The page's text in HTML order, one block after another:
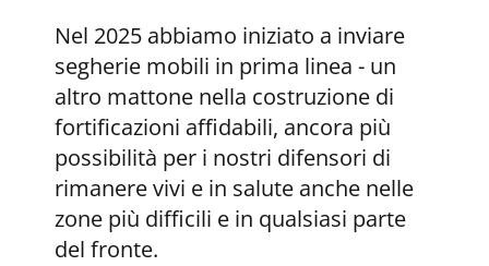
Nel 2025 abbiamo iniziato a inviare
segherie mobili in prima linea - un
altro mattone nella costruzione di
fortificazioni affidabili, ancora più
possibilità per i nostri difensori di
rimanere vivi e in salute anche nelle
zone più difficili e in qualsiasi parte
del fronte.